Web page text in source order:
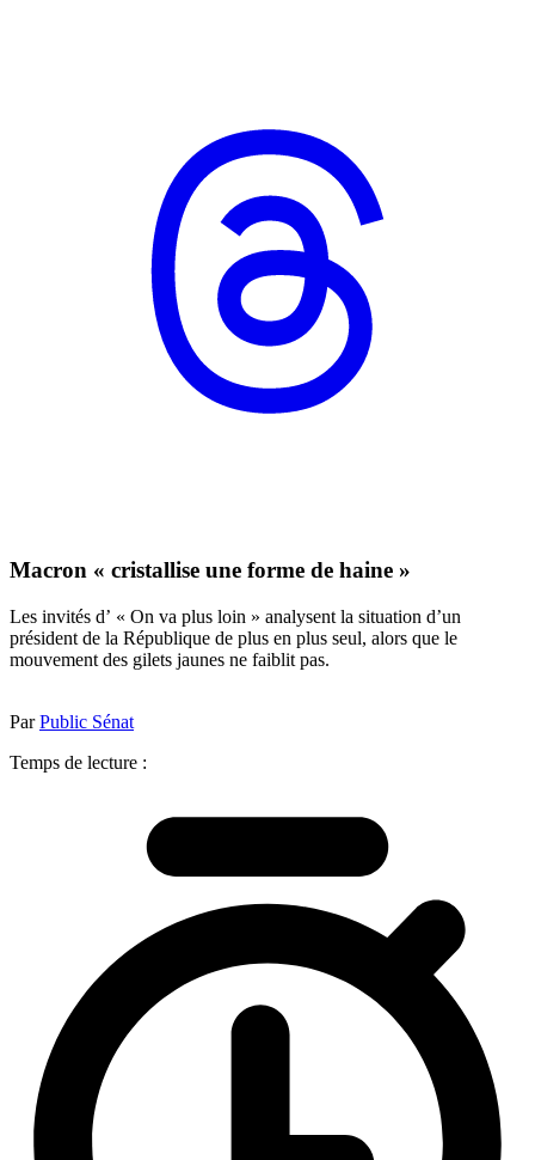
Macron « cristallise une forme de haine »
Les invités d’ « On va plus loin » analysent la situation d’un
président de la République de plus en plus seul, alors que le
mouvement des gilets jaunes ne faiblit pas.
ParPublic Sénat
Temps de lecture :